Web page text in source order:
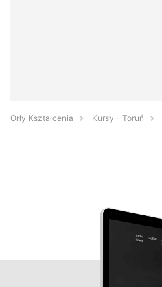
Orły Kształcenia Kursy - Toruń